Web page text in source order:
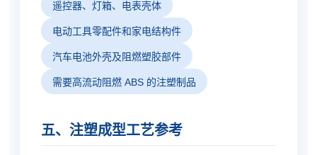
遥控器、灯箱、电表壳体
电动工具零配件和家电结构件
汽车电池外壳及阻燃塑胶部件
需要高流动阻燃 ABS 的注塑制品
五、注塑成型工艺参考